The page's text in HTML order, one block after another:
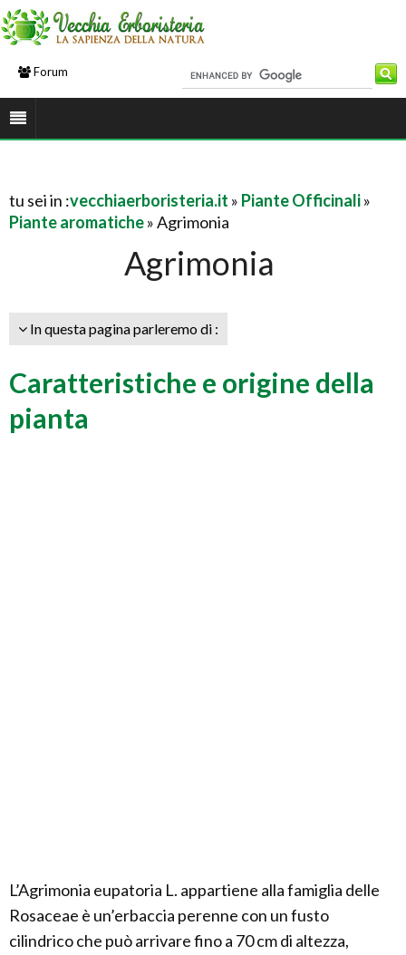
Forum
tu sei in :vecchiaerboristeria.it » Piante Officinali»
Piante aromatiche» Agrimonia
Agrimonia
In questa pagina parleremo di :
Caratteristiche e origine della
pianta
L’Agrimonia eupatoria L. appartiene alla famiglia delle
Rosaceae è un’erbaccia perenne con un fusto
cilindrico che può arrivare fino a 70 cm di altezza,